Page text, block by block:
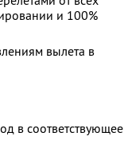
и 100%
вылета в
в соответствующее